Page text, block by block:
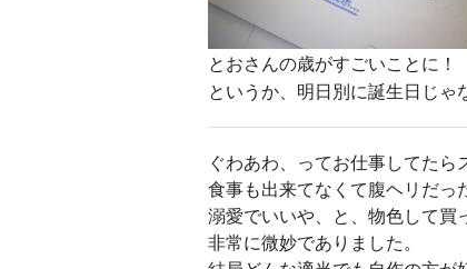
とおさんの歳がすごいことに！
というか、明日別に誕生日じゃ
ぐわあわ、ってお仕事してたら
食事も出来てなくて腹ヘリだっ
溺愛でいいや、と、物色して買
非常に微妙でありました。